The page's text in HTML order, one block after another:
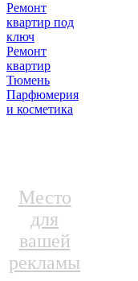
Ремонт
квартир под
ключ
Ремонт
квартир
Тюмень
Парфюмерия
и косметика
Место
для
вашей
рекламы